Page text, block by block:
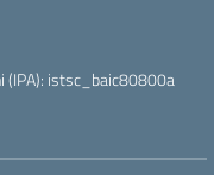
(IPA): istsc_baic80800a